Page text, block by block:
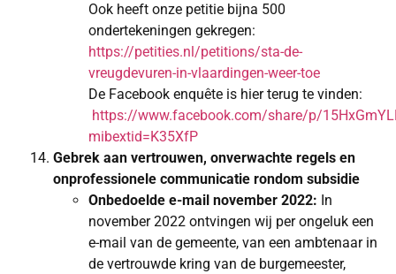
Ook heeft onze petitie bijna 500
ondertekeningen gekregen:
https://petities.nl/petitions/sta-de-
vreugdevuren-in-vlaardingen-weer-toe
De Facebook enquête is hier terug te vinden:
https://www.facebook.com/share/p/
mibextid=K35XfP
Gebrek aan vertrouwen, onverwachte regels en
onprofessionele communicatie rondom subsidie
Onbedoelde e-mail november 2022: In
november 2022 ontvingen wij per ongeluk een
e-mail van de gemeente, van een ambtenaar in
de vertrouwde kring van de burgemeester,